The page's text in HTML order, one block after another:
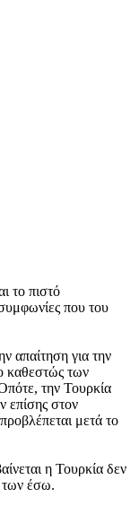
το πιστό
που του
απαίτηση για την
καθεστώς των
την Τουρκία
επίσης στον
μετά το
η Τουρκία δεν
των έσω.